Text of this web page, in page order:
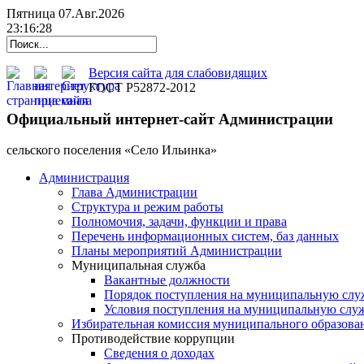
Пятница 07.Авг.2026
23:16:28
Версия сайта для слабовидящих
ГОСТ Р52872-2012
Официальный интернет-сайт Администрации
cельского поселения «Село Ильинка»
Администрация
Глава Администрации
Структура и режим работы
Полномочия, задачи, функции и права
Перечень информационных систем, баз данных
Планы мероприятий Администрации
Муниципальная служба
Вакантные должности
Порядок поступления на муниципальную
Условия поступления на муниципальную
Избирательная комиссия муниципального
Противодействие коррупции
Сведения о доходах